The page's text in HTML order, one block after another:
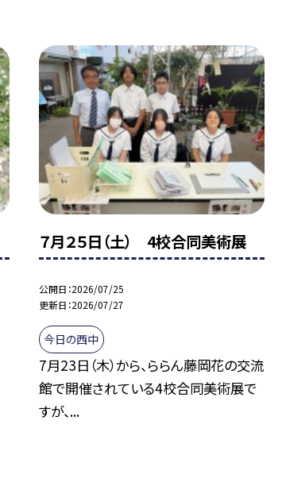
７月２５日（土） 4校合同美術展
公開日 2026/07/25
更新日 2026/07/27
今日の西中
7月23日（木）から、ららん藤岡花の交流
館で開催されている4校合同美術展で
すが、...